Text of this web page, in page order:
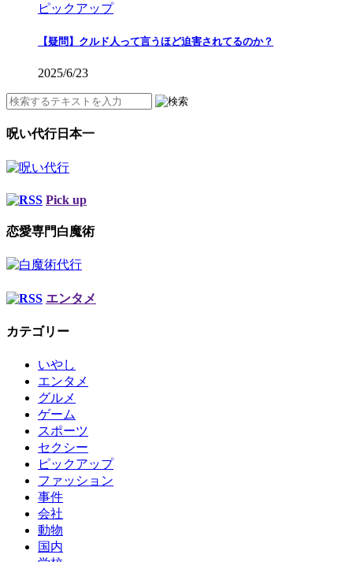
ピックアップ
【疑問】クルド人って言うほど迫害されてるのか？
2025/6/23
呪い代行日本一
Pick up
恋愛専門白魔術
エンタメ
カテゴリー
いやし
エンタメ
グルメ
ゲーム
スポーツ
セクシー
ピックアップ
ファッション
事件
会社
動物
国内